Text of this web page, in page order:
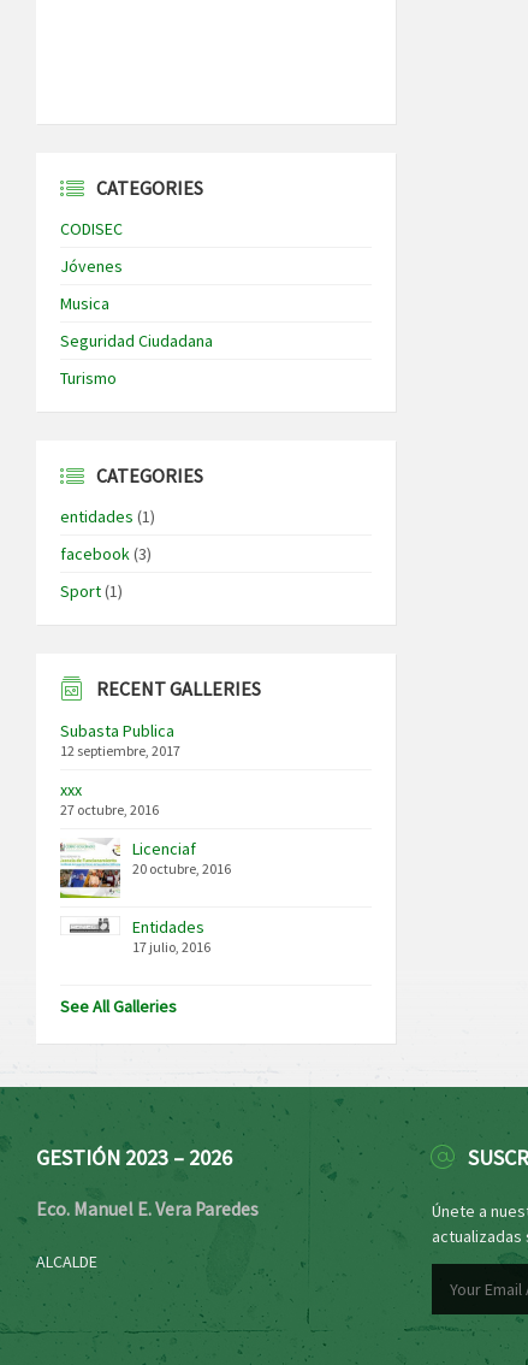
CATEGORIES
CODISEC
Jóvenes
Musica
Seguridad Ciudadana
Turismo
CATEGORIES
entidades (1)
facebook(3)
Sport(1)
RECENT GALLERIES
Subasta Publica
12 septiembre, 2017
xxx
27 octubre, 2016
Licenciaf
20 octubre, 2016
Entidades
17 julio, 2016
See All Galleries
GESTIÓN 2023 – 2026
Eco. Manuel E. Vera Paredes
ALCALDE
Únete a